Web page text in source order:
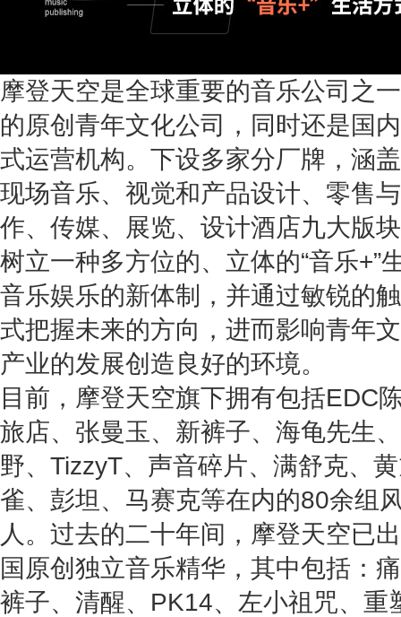
摩登天空是全球重要的音乐公司之
的原创青年文化公司，同时还是国
式运营机构。下设多家分厂牌，涵
现场音乐、视觉和产品设计、零售
作、传媒、展览、设计酒店九大版
树立一种多方位的、立体的“音乐+”
音乐娱乐的新体制，并通过敏锐的
式把握未来的方向，进而影响青年
产业的发展创造良好的环境。
目前，摩登天空旗下拥有包括EDC
旅店、张曼玉、新裤子、海龟先生
野、TizzyT、声音碎片、满舒克、
雀、彭坦、马赛克等在内的80余组
人。过去的二十年间，摩登天空已
国原创独立音乐精华，其中包括：
裤子、清醒、PK14、左小祖咒、重